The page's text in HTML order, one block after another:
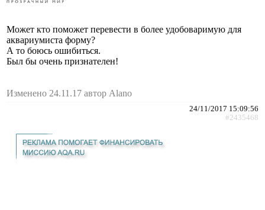
Может кто поможет перевести в более удобоваримую для
аквариумиста форму?
А то боюсь ошибиться.
Был бы очень признателен!
Изменено 24.11.17 автор Alano
24/11/2017 15:09:56
#2435468